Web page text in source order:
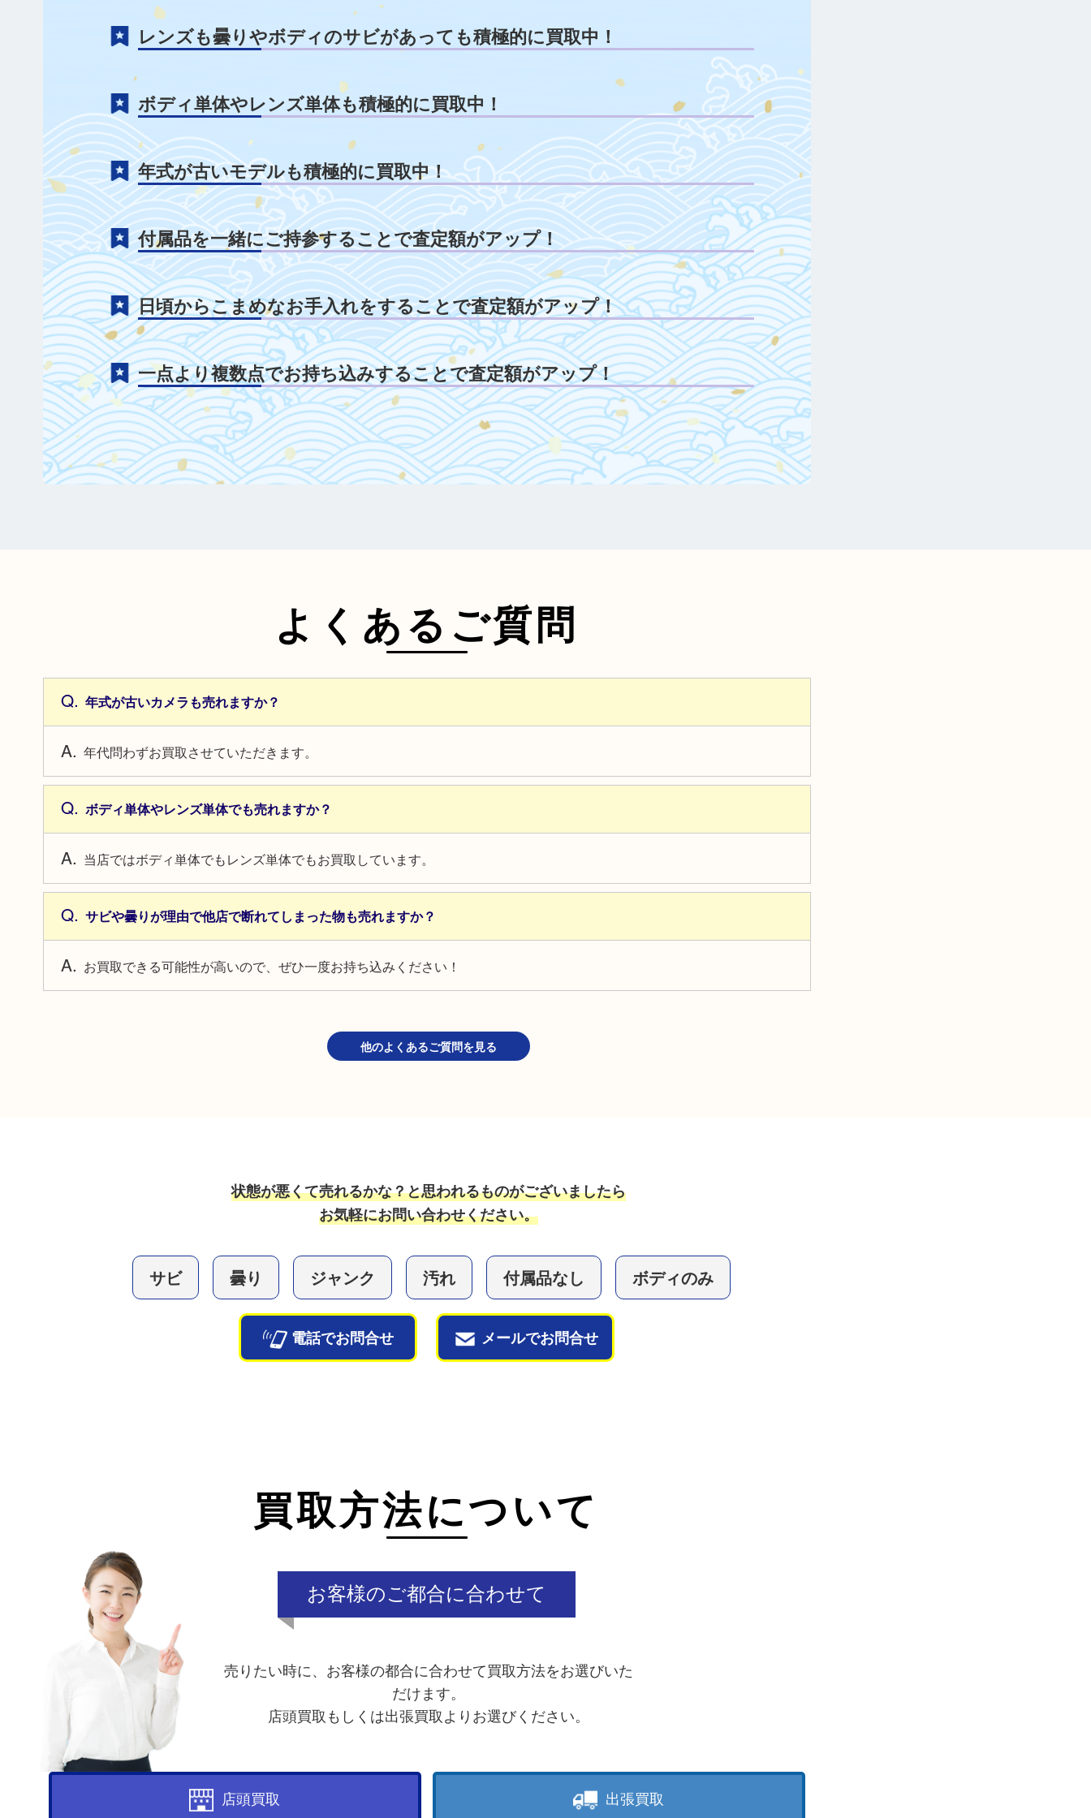
レンズも曇りやボディのサビがあっても積極的に買取中！
ボディ単体やレンズ単体も積極的に買取中！
年式が古いモデルも積極的に買取中！
付属品を一緒にご持参することで査定額がアップ！
日頃からこまめなお手入れをすることで査定額がアップ！
一点より複数点でお持ち込みすることで査定額がアップ！
よくあるご質問
年式が古いカメラも売れますか？
年代問わずお買取させていただきます。
ボディ単体やレンズ単体でも売れますか？
当店ではボディ単体でもレンズ単体でもお買取しています。
サビや曇りが理由で他店で断れてしまった物も売れますか？
お買取できる可能性が高いので、ぜひ一度お持ち込みください！
他のよくあるご質問を見る
状態が悪くて売れるかな？と思われるものがございましたら
お気軽にお問い合わせください。
サビ 曇り ジャンク 汚れ 付属品なし ボディのみ
電話でお問合せ メールでお問合せ
買取方法について
お客様のご都合に合わせて
売りたい時に、お客様の都合に合わせて買取方法をお選びいた
だけます。
店頭買取もしくは出張買取よりお選びください。
店頭買取 出張買取